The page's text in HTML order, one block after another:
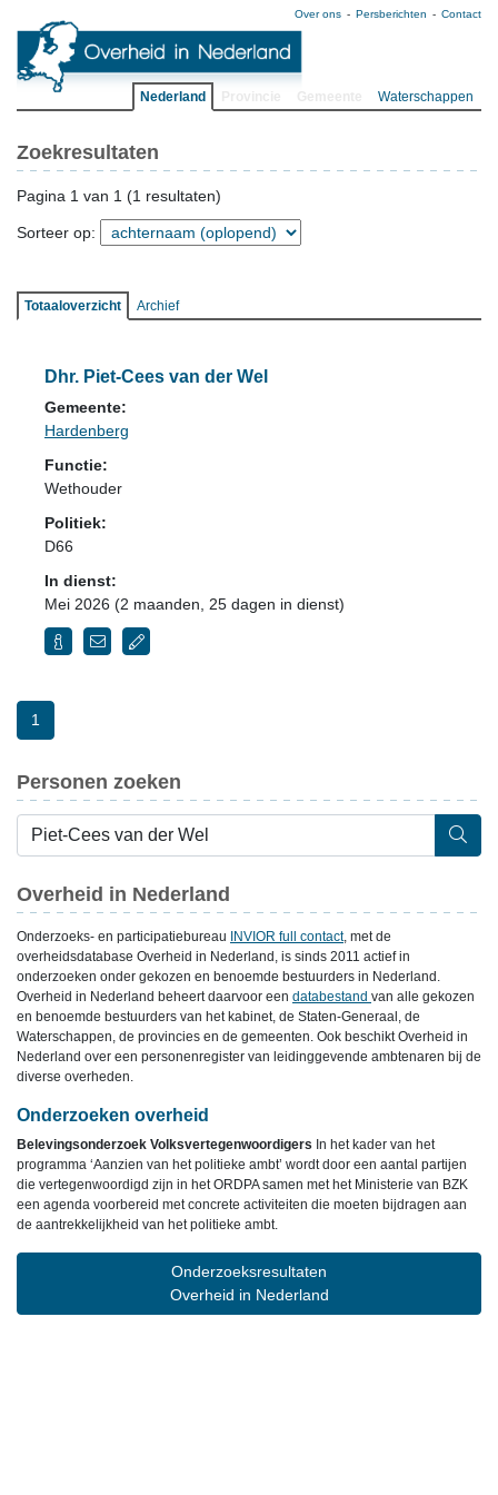
Over ons Persberichten Contact
Nederland Waterschappen
Zoekresultaten
Pagina 1 van 1 (1 resultaten)
Sorteer op:
Totaaloverzicht Archief
Dhr. Piet-Cees van der Wel
Gemeente:
Hardenberg
Functie:
Wethouder
Politiek:
D66
In dienst:
Mei 2026 (2 maanden, 25 dagen in dienst)
1
Personen zoeken
Overheid in Nederland
Onderzoeks- en participatiebureau INVIOR full contact, met de
overheidsdatabase Overheid in Nederland, is sinds 2011 actief in
onderzoeken onder gekozen en benoemde bestuurders in Nederland.
Overheid in Nederland beheert daarvoor een databestand van alle gekozen
en benoemde bestuurders van het kabinet, de Staten-Generaal, de
Waterschappen, de provincies en de gemeenten. Ook beschikt Overheid in
Nederland over een personenregister van leidinggevende ambtenaren bij de
diverse overheden.
Onderzoeken overheid
Belevingsonderzoek Volksvertegenwoordigers In het kader van het
programma ‘Aanzien van het politieke ambt’ wordt door een aantal partijen
die vertegenwoordigd zijn in het ORDPA samen met het Ministerie van BZK
een agenda voorbereid met concrete activiteiten die moeten bijdragen aan
de aantrekkelijkheid van het politieke ambt.
Onderzoeksresultaten
Overheid in Nederland